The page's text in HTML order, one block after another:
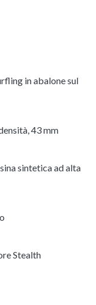
in abalone sul
43 mm
sintetica ad alta
Stealth